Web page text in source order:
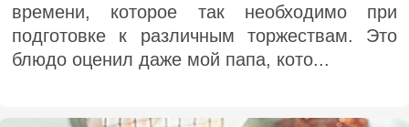
времени, которое так необходимо при
подготовке к различным торжествам. Это
блюдо оценил даже мой папа, кото...